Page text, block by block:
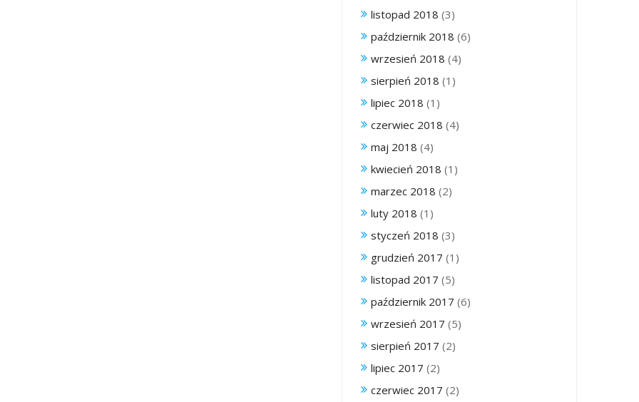
listopad 2018 (3)
październik 2018 (6)
wrzesień 2018 (4)
sierpień 2018 (1)
lipiec 2018 (1)
czerwiec 2018 (4)
maj 2018 (4)
kwiecień 2018 (1)
marzec 2018 (2)
luty 2018 (1)
styczeń 2018 (3)
grudzień 2017 (1)
listopad 2017 (5)
październik 2017 (6)
wrzesień 2017 (5)
sierpień 2017 (2)
lipiec 2017 (2)
czerwiec 2017 (2)